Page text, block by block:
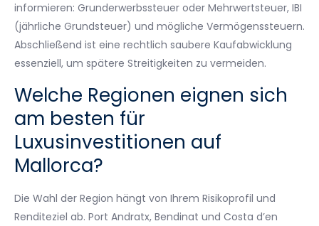
informieren: Grunderwerbssteuer oder Mehrwertsteuer, IBI
(jährliche Grundsteuer) und mögliche Vermögenssteuern.
Abschließend ist eine rechtlich saubere Kaufabwicklung
essenziell, um spätere Streitigkeiten zu vermeiden.
Welche Regionen eignen sich
am besten für
Luxusinvestitionen auf
Mallorca?
Die Wahl der Region hängt von Ihrem Risikoprofil und
Renditeziel ab. Port Andratx, Bendinat und Costa d’en